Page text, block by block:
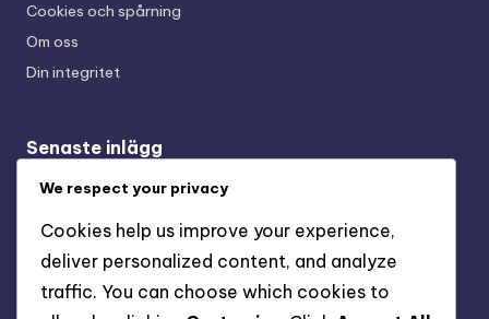
Cookies och spårning
Om oss
Din integritet
Senaste inlägg
Real Racing 3 Special Event Priser: Unika utmaningar,
Tidsbegränsade evenemangspriser i Real Racing 3:
Evenemangshistorik, Prisutdelningar, Spelarfeedback
Real Racing 3 Gåvopaketspårning: Optimera krav, Dela
We respect your privacy
Cookies help us improve your experience,
deliver personalized content, and analyze
traffic. You can choose which cookies to